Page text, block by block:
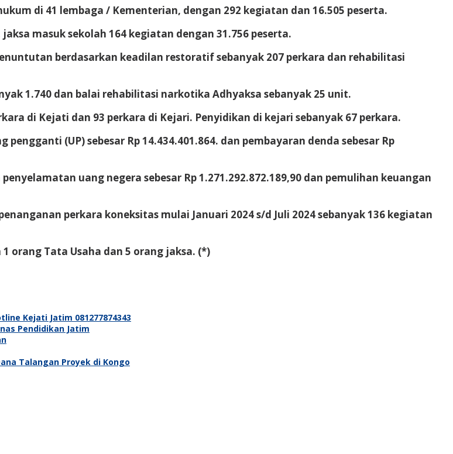
di 41 lembaga / Kementerian, dengan 292 kegiatan dan 16.505 peserta.
masuk sekolah 164 kegiatan dengan 31.756 peserta.
berdasarkan keadilan restoratif sebanyak 207 perkara dan rehabilitasi
1.740 dan balai rehabilitasi narkotika Adhyaksa sebanyak 25 unit.
di Kejati dan 93 perkara di Kejari. Penyidikan di kejari sebanyak 67 perkara.
(UP) sebesar Rp 14.434.401.864. dan pembayaran denda sebesar Rp
uang negera sebesar Rp 1.271.292.872.189,90 dan pemulihan keuangan
perkara koneksitas mulai Januari 2024 s/d Juli 2024 sebanyak 136 kegiatan
orang Tata Usaha dan 5 orang jaksa. (*)
Kejati Jatim 081277874343
Pendidikan Jatim
Talangan Proyek di Kongo